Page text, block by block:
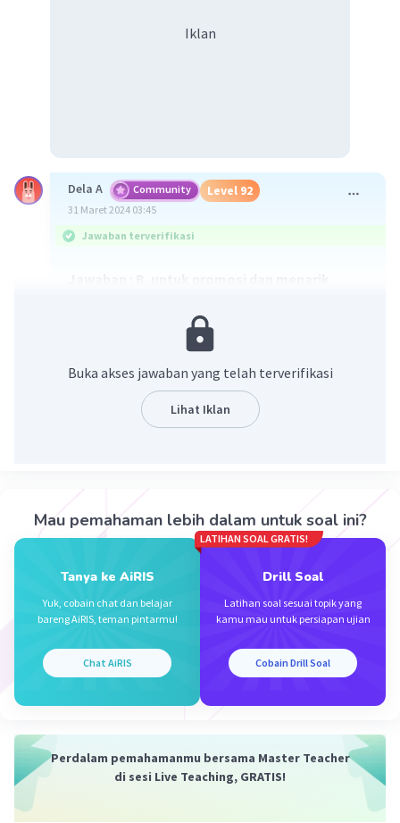
Iklan
Dela A Community Level 92
31 Maret 2024 03:45
Jawaban terverifikasi
Pembahasan : Beberapa fungsi yang
dilaksanakan oleh IDB untuk mencapai
tujuannya adalah sebagai berikut:
• Ikut serta menanamkan modalnya dalam
bentuk penyertaan modal (equity)
• Melaksanakan investasi pada proyek-proyek di
bidang sosial dan ekonomi;
• Memberikan pinjaman lunak baik kepada sektor
swasta maupun pemerintah
(public utilities) untuk beasiswa, pelatiahan,
bantuan teknik atau pun bencana
• Membantu pembiayaan untuk meningkatkan
anggota.
Beri Rating ·
Buka akses jawaban yang telah terverifikasi
Lihat Iklan
Mau pemahaman lebih dalam untuk soal ini?
Tanya ke AiRIS
Yuk, cobain chat dan belajar
bareng AiRIS, teman pintarmu!
Chat AiRIS
LATIHAN SOAL GRATIS!
Drill Soal
Latihan soal sesuai topik yang
kamu mau untuk persiapan ujian
Cobain Drill Soal
Perdalam pemahamanmu bersama Master Teacher
di sesi Live Teaching, GRATIS!